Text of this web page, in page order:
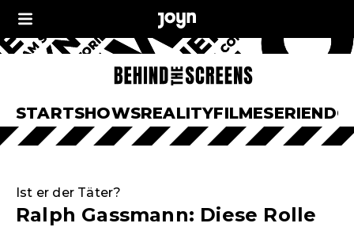
STARTSHOWSREALITYFILMESERIEN
Ist er der Täter?
Ralph Gassmann: Diese Rolle